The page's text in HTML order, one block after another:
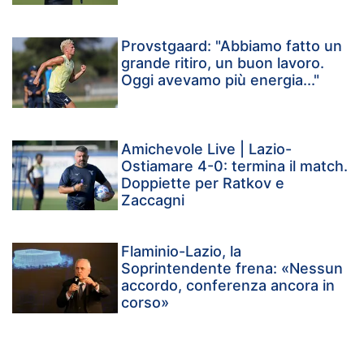
Provstgaard: "Abbiamo fatto un
grande ritiro, un buon lavoro.
Oggi avevamo più energia..."
Amichevole Live | Lazio-
Ostiamare 4-0: termina il match.
Doppiette per Ratkov e
Zaccagni
Flaminio-Lazio, la
Soprintendente frena: «Nessun
accordo, conferenza ancora in
corso»